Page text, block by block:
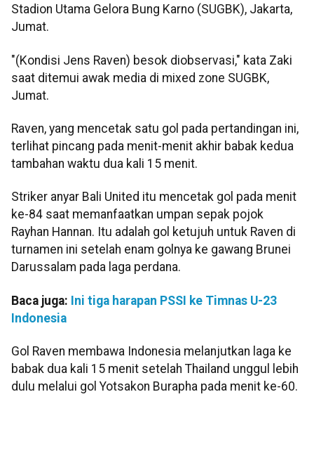
Stadion Utama Gelora Bung Karno (SUGBK), Jakarta,
Jumat.
"(Kondisi Jens Raven) besok diobservasi," kata Zaki
saat ditemui awak media di mixed zone SUGBK,
Jumat.
Raven, yang mencetak satu gol pada pertandingan ini,
terlihat pincang pada menit-menit akhir babak kedua
tambahan waktu dua kali 15 menit.
Striker anyar Bali United itu mencetak gol pada menit
ke-84 saat memanfaatkan umpan sepak pojok
Rayhan Hannan. Itu adalah gol ketujuh untuk Raven di
turnamen ini setelah enam golnya ke gawang Brunei
Darussalam pada laga perdana.
Baca juga: Ini tiga harapan PSSI ke Timnas U-23
Indonesia
Gol Raven membawa Indonesia melanjutkan laga ke
babak dua kali 15 menit setelah Thailand unggul lebih
dulu melalui gol Yotsakon Burapha pada menit ke-60.